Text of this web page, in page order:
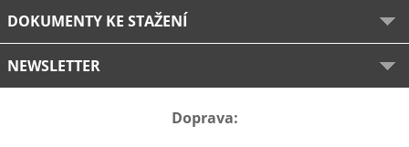
DOKUMENTY KE STAŽENÍ
NEWSLETTER
Doprava: